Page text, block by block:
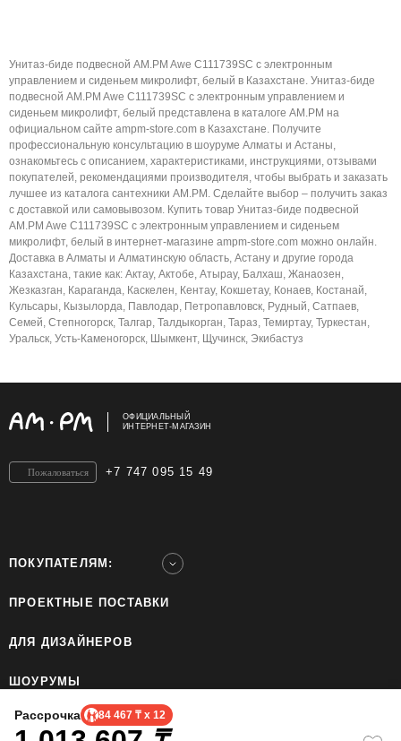
Рассрочка 84 467 ₸ x 12
Унитаз-биде подвесной AM.PM Awe C111739SC с электронным
управлением и сиденьем микролифт, белый в Казахстане. Унитаз-биде
подвесной AM.PM Awe C111739SC с электронным управлением и
сиденьем микролифт, белый представлена в каталоге AM.PM на
официальном сайте ampm-store.com в Казахстане. Получите
профессиональную консультацию в шоуруме Алматы и Астаны,
ознакомьтесь с описанием, характеристиками, инструкциями, отзывами
покупателей, рекомендациями производителя, чтобы выбрать и заказать
лучшее из каталога сантехники AM.PM. Сделайте выбор – получить заказ
с доставкой или самовывозом. Купить товар Унитаз-биде подвесной
AM.PM Awe C111739SC с электронным управлением и сиденьем
микролифт, белый в интернет-магазине ampm-store.com можно онлайн.
Доставка в Алматы и Алматинскую область, Астану и другие города
Казахстана, такие как: Актау, Актобе, Атырау, Балхаш, Жанаозен,
Жезказган, Караганда, Каскелен, Кентау, Кокшетау, Конаев, Костанай,
Кульсары, Кызылорда, Павлодар, Петропавловск, Рудный, Сатпаев,
Семей, Степногорск, Талгар, Талдыкорган, Тараз, Темиртау, Туркестан,
Уральск, Усть-Каменогорск, Шымкент, Щучинск, Экибастуз
ОФИЦИАЛЬНЫЙ
ИНТЕРНЕТ-МАГАЗИН
+7 747 095 15 49
Пожаловаться
ПОКУПАТЕЛЯМ:
ПРОЕКТНЫЕ ПОСТАВКИ
ДЛЯ ДИЗАЙНЕРОВ
ШОУРУМЫ
ТОО «Home Ecology Center (Хоум Иколэджи Сэнтэ)», БИН: 190640023562. Все права